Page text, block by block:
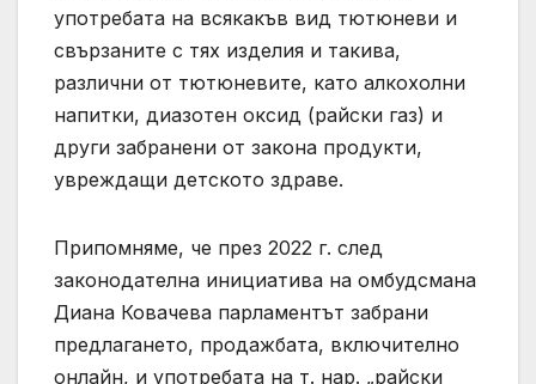
употребата на всякакъв вид тютюневи и
свързаните с тях изделия и такива,
различни от тютюневите, като алкохолни
напитки, диазотен оксид (райски газ) и
други забранени от закона продукти,
увреждащи детското здраве.
Припомняме, че през 2022 г. след
законодателна инициатива на омбудсмана
Диана Ковачева парламентът забрани
предлагането, продажбата, включително
онлайн, и употребата на т. нар. „райски